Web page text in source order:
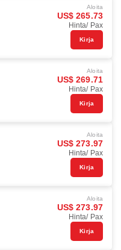
Aloita
US$ 265.73
Hinta/ Pax
Kirja
Aloita
US$ 269.71
Hinta/ Pax
Kirja
Aloita
US$ 273.97
Hinta/ Pax
Kirja
Aloita
US$ 273.97
Hinta/ Pax
Kirja